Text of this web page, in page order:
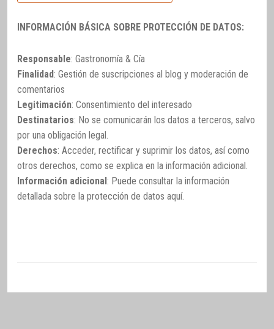
INFORMACIÓN BÁSICA SOBRE PROTECCIÓN DE DATOS:
Responsable: Gastronomía & Cía
Finalidad: Gestión de suscripciones al blog y moderación de
comentarios
Legitimación: Consentimiento del interesado
Destinatarios: No se comunicarán los datos a terceros, salvo
por una obligación legal.
Derechos: Acceder, rectificar y suprimir los datos, así como
otros derechos, como se explica en la información adicional.
Información adicional: Puede consultar la información
detallada sobre la protección de datos aquí.